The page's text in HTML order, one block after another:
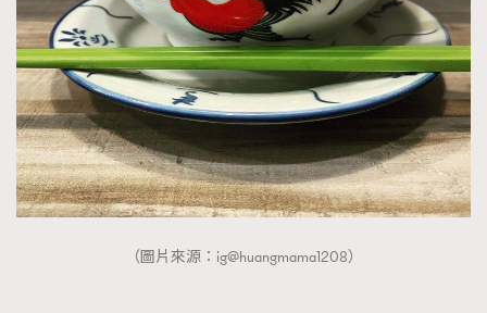
（圖片來源：ig@huangmama1208）